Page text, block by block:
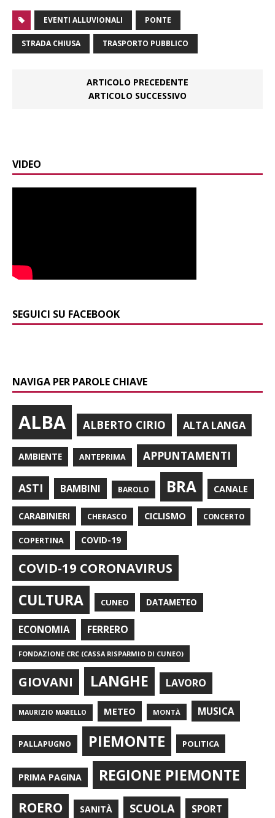
EVENTI ALLUVIONALI PONTE
STRADA CHIUSA TRASPORTO PUBBLICO
ARTICOLO PRECEDENTE
ARTICOLO SUCCESSIVO
VIDEO
SEGUICI SU FACEBOOK
NAVIGA PER PAROLE CHIAVE
ALBA ALBERTO CIRIO ALTA LANGA
AMBIENTE ANTEPRIMA APPUNTAMENTI
ASTI BAMBINI BAROLO BRA CANALE
CARABINIERI CHERASCO CICLISMO CONCERTO
COPERTINA COVID-19
COVID-19 CORONAVIRUS
CULTURA CUNEO DATAMETEO
ECONOMIA FERRERO
FONDAZIONE CRC (CASSA RISPARMIO DI CUNEO)
GIOVANI LANGHE LAVORO
MAURIZIO MARELLO METEO MONTÀ MUSICA
PALLAPUGNO PIEMONTE POLITICA
PRIMA PAGINA REGIONE PIEMONTE
ROERO SANITÀ SCUOLA SPORT